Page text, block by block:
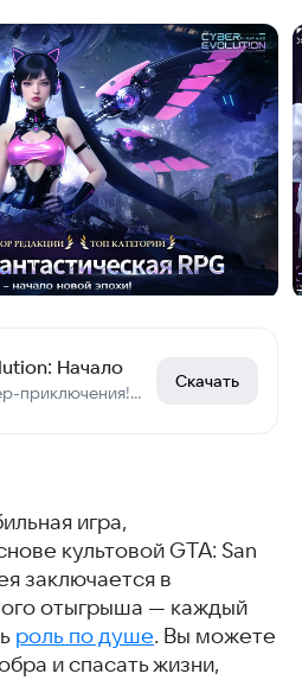
Начало
Начало кибер-приключения! Войдите и получите ✧1 млрд Алмазов и Суперкар✧!
Скачать
игра,
культовой GTA: San
заключается в
отыгрыша — каждый
роль по душе. Вы можете
и спасать жизни,